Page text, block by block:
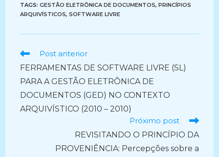
TAGS:GESTÃO ELETRÔNICA DE DOCUMENTOS, PRINCÍPIOS
ARQUIVÍSTICOS, SOFTWARE LIVRE
Ler
artigos
Post anterior
FERRAMENTAS DE SOFTWARE LIVRE (SL)
PARA A GESTÃO ELETRÔNICA DE
DOCUMENTOS (GED) NO CONTEXTO
ARQUIVÍSTICO (2010 – 2010)
Próximo post
REVISITANDO O PRINCÍPIO DA
PROVENIÊNCIA: Percepções sobre a